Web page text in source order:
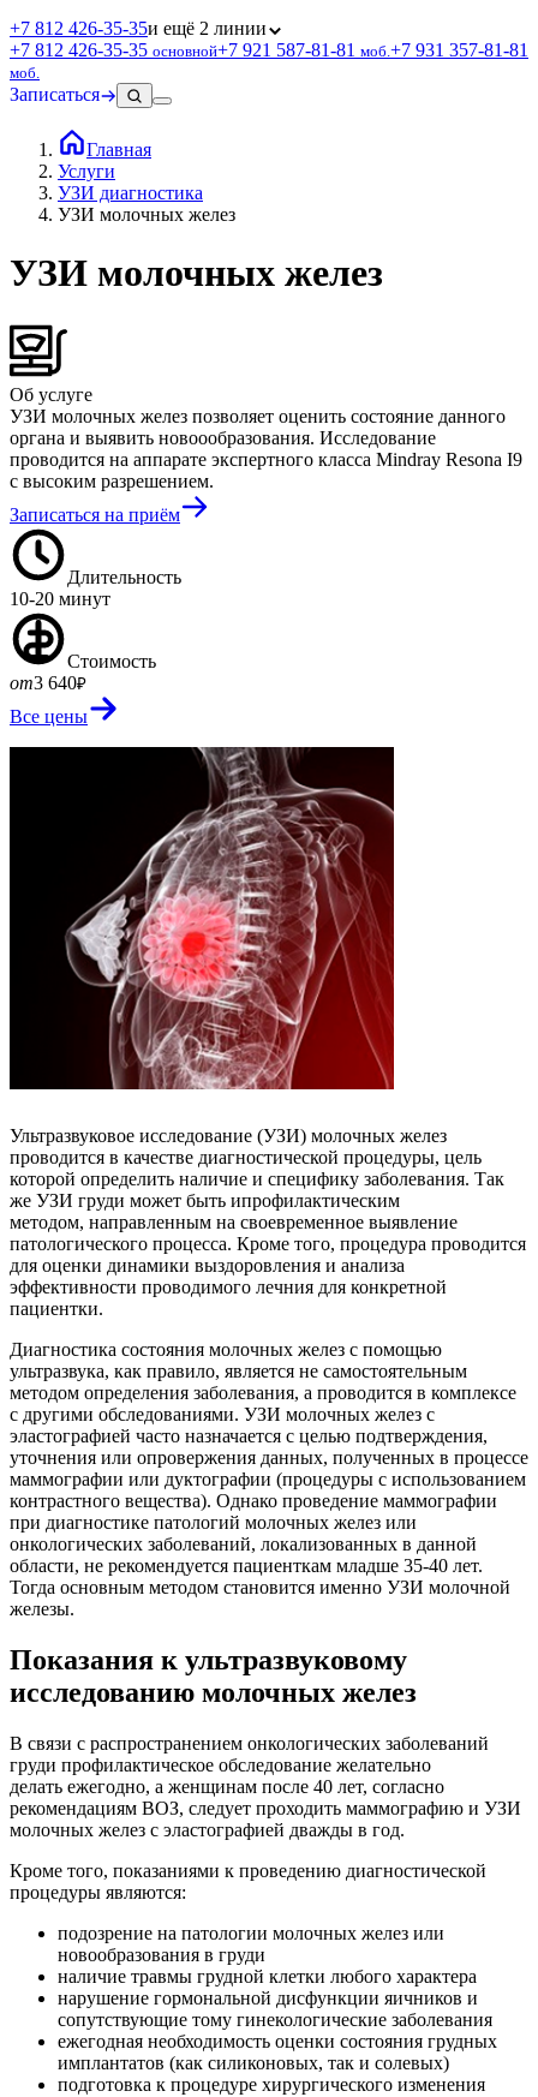
+7 812 426‑35‑35и ещё 2 линии
+7 812 426‑35‑35 основной+7 921 587‑81‑81 моб. +7 931 357‑81‑81
моб.
Записаться
Главная
Услуги
УЗИ диагностика
УЗИ молочных желез
УЗИ молочных желез
Об услуге
УЗИ молочных желез позволяет оценить состояние данного
органа и выявить новоообразования. Исследование
проводится на аппарате экспертного класса Mindray Resona I9
с высоким разрешением.
Записаться на приём
Длительность
10-20 минут
Стоимость
от3 640₽
Все цены
Ультразвуковое исследование (УЗИ) молочных желез
проводится в качестве диагностической процедуры, цель
которой определить наличие и специфику заболевания. Так
же УЗИ груди может быть ипрофилактическим
методом, направленным на своевременное выявление
патологического процесса. Кроме того, процедура проводится
для оценки динамики выздоровления и анализа
эффективности проводимого лечния для конкретной
пациентки.
Диагностика состояния молочных желез с помощью
ультразвука, как правило, является не самостоятельным
методом определения заболевания, а проводится в комплексе
с другими обследованиями. УЗИ молочных желез с
эластографией часто назначается с целью подтверждения,
уточнения или опровержения данных, полученных в процессе
маммографии или дуктографии (процедуры с использованием
контрастного вещества). Однако проведение маммографии
при диагностике патологий молочных желез или
онкологических заболеваний, локализованных в данной
области, не рекомендуется пациенткам младше 35-40 лет.
Тогда основным методом становится именно УЗИ молочной
железы.
Показания к ультразвуковому
исследованию молочных желез
В связи с распространением онкологических заболеваний
груди профилактическое обследование желательно
делать ежегодно, а женщинам после 40 лет, согласно
рекомендациям ВОЗ, следует проходить маммографию и УЗИ
молочных желез с эластографией дважды в год.
Кроме того, показаниями к проведению диагностической
процедуры являются:
подозрение на патологии молочных желез или
новообразования в груди
наличие травмы грудной клетки любого характера
нарушение гормональной дисфункции яичников и
сопутствующие тому гинекологические заболевания
ежегодная необходимость оценки состояния грудных
имплантатов (как силиконовых, так и солевых)
подготовка к процедуре хирургического изменения